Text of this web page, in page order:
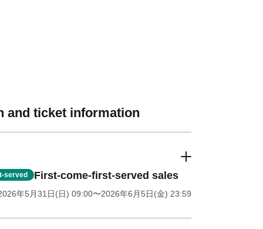
and ticket information
served First-come-first-served sales
年5月31日(日) 09:00〜2026年6月5日(金) 23:59